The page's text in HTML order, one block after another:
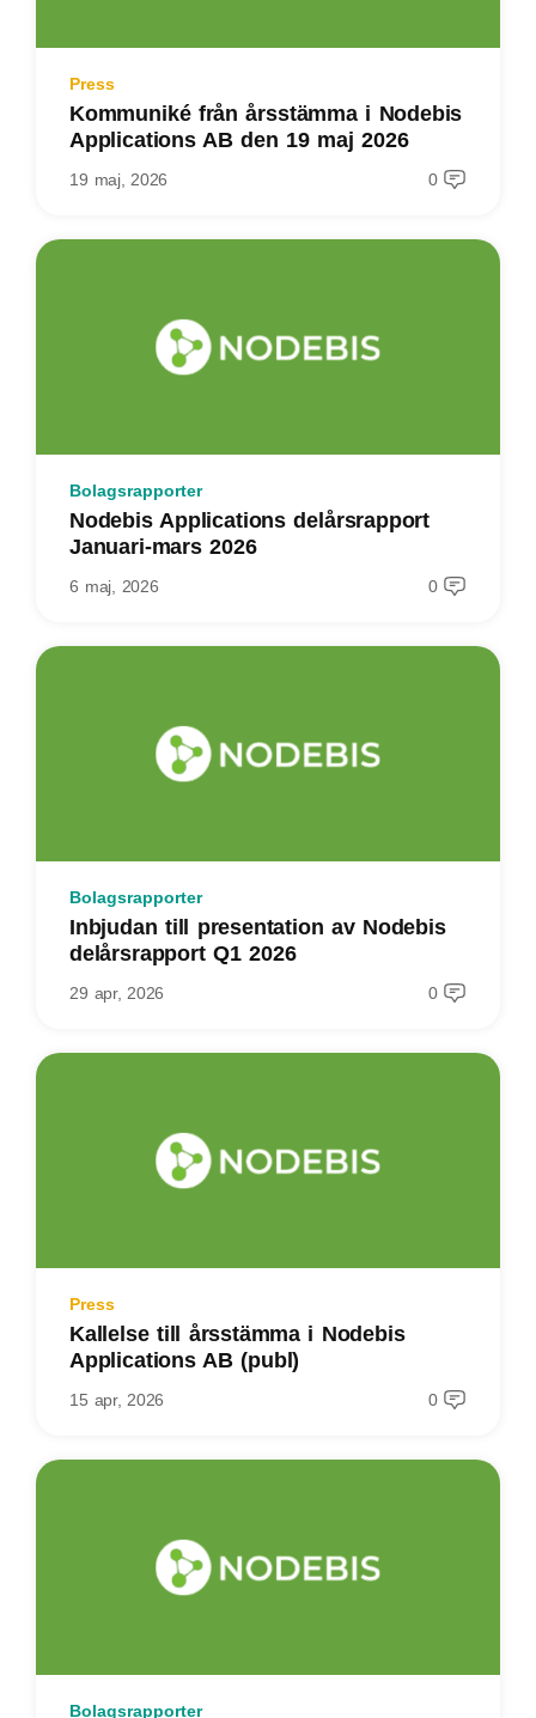
Press
Kommuniké från årsstämma i Nodebis
Applications AB den 19 maj 2026
19 maj, 2026 0
Bolagsrapporter
Nodebis Applications delårsrapport
Januari-mars 2026
6 maj, 2026 0
Bolagsrapporter
Inbjudan till presentation av Nodebis
delårsrapport Q1 2026
29 apr, 2026 0
Press
Kallelse till årsstämma i Nodebis
Applications AB (publ)
15 apr, 2026 0
Bolagsrapporter